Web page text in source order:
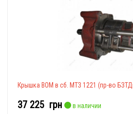
Крышка ВОМ в сб. МТЗ 1221 (пр-во
37 225 грн
в наличии